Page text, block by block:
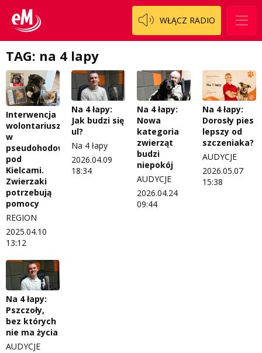
WŁĄCZ RADIO
Staszowski
Włoszczowski
Cały ten sport
Dzieciaki Cudaki
Fascynująca nauka
Historia na fali
Modna kultura
Pacjent, którego nie zapomnę
Pasjonaci
Piąta strona świata
Prawdę mówiąc
Tak wierzę
Weekend z blondynką
W starych Kielcach
Wszystko w temacie
Koncert życzeń
Kontakt
O nas
Regulamin programu Patron
Logo do pobrania
Regulamin konkursów
Regulamin przesyłania materiałów
Regulamin sklepu internetowego
Regulamin konkursu Zwierzak naszej klasy
Polityka prywatności
TAG: na 4 lapy
Interwencja
wolontariuszek
w
pseudohodowli
pod
Kielcami.
Zwierzaki
potrzebują
pomocy
REGION
2025.04.10
13:12
Na 4 łapy:
Jak budzi się
ul?
Na 4 łapy
2026.04.09
18:34
Na 4 łapy:
Nowa
kategoria
zwierząt
budzi
niepokój
AUDYCJE
2026.04.24
09:44
Na 4 łapy:
Dorosły pies
lepszy od
szczeniaka?
AUDYCJE
2026.05.07
15:38
Na 4 łapy:
Pszczoły,
bez których
nie ma życia
AUDYCJE